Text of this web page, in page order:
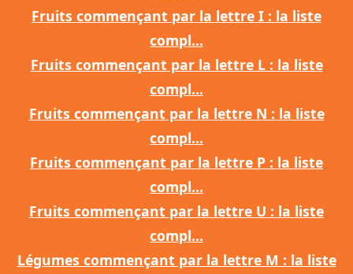
Fruits commençant par la lettre I : la liste
compl...
Fruits commençant par la lettre L : la liste
compl...
Fruits commençant par la lettre N : la liste
compl...
Fruits commençant par la lettre P : la liste
compl...
Fruits commençant par la lettre U : la liste
compl...
Légumes commençant par la lettre M : la liste